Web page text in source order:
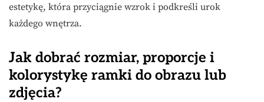
estetykę, która przyciągnie wzrok i podkreśli urok
każdego wnętrza.
Jak dobrać rozmiar, proporcje i
kolorystykę ramki do obrazu lub
zdjęcia?